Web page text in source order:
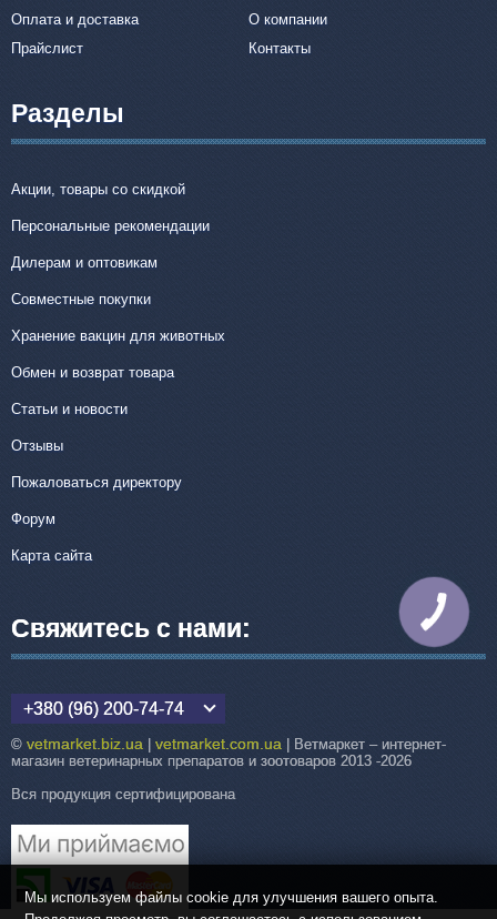
Оплата и доставка
О компании
Прайслист
Контакты
Разделы
Акции, товары со скидкой
Персональные рекомендации
Дилерам и оптовикам
Совместные покупки
Хранение вакцин для животных
Обмен и возврат товара
Статьи и новости
Отзывы
Пожаловаться директору
Форум
Карта сайта
Свяжитесь с нами:
+380 (96) 200-74-74
© vetmarket.biz.ua vetmarket.com.ua | Ветмаркет – интернет-
магазин ветеринарных препаратов и зоотоваров 2013 -2026
Вся продукция сертифицирована
Мы используем файлы cookie для улучшения вашего опыта.
КНОПКА
СВЯЗИ